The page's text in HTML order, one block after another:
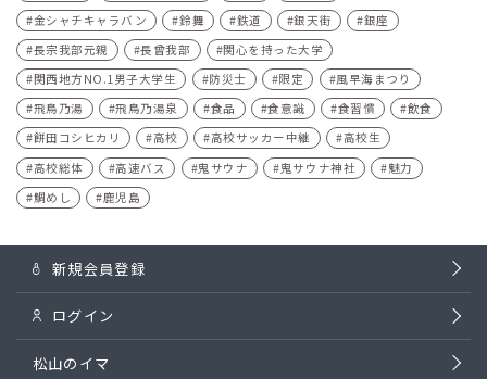
金シャチキャラバン
鈴舞 鉄道 銀天街
銀座
長宗我部元親
長曾我部
関心を持った大学
関西地方NO.1男子大学生
防災士 限定
風早海まつり
飛鳥乃湯
飛鳥乃湯泉 食品 食意識 食習慣
飲食
餅田コシヒカリ
高校 高校サッカー中継
高校生
高校総体
高速バス 鬼サウナ 鬼サウナ神社
魅力
鯛めし
鹿児島
新規会員登録
ログイン
松山のイマ